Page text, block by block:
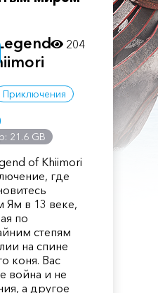
Приключения
21.6 GB
of Khiimori
где
Ям в 13 веке,
по
степям
на спине
коня. Вас
война и не
а другое
204